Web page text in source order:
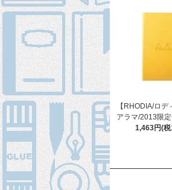
【RHODIA/ロデ
アラマ/2013限
1,463円(